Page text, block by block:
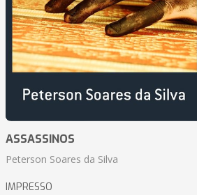
ASSASSINOS
Peterson Soares da Silva
IMPRESSO